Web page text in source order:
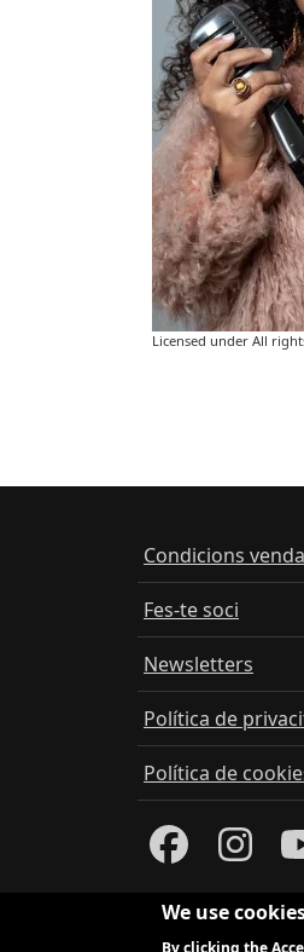
Licensed under All
Condicions
Fes-te soci
Newsletters
Política de
Política de
We use
By clicking the